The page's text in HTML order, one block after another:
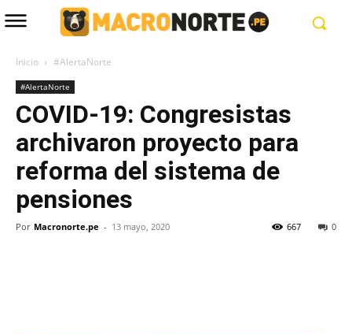
Inicio #AlertaNorte
#AlertaNorte
COVID-19: Congresistas
archivaron proyecto para
reforma del sistema de
pensiones
Por Macronorte.pe - 13 mayo, 2020 0
667